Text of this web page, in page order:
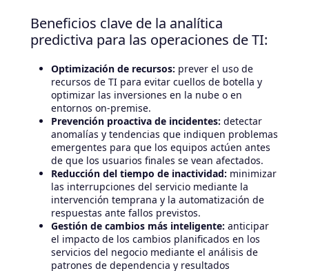
Beneficios clave de la analítica
predictiva para las operaciones de TI:
Optimización de recursos: prever el uso de
recursos de TI para evitar cuellos de botella y
optimizar las inversiones en la nube o en
entornos on-premise.
Prevención proactiva de incidentes: detectar
anomalías y tendencias que indiquen problemas
emergentes para que los equipos actúen antes
de que los usuarios finales se vean afectados.
Reducción del tiempo de inactividad: minimizar
las interrupciones del servicio mediante la
intervención temprana y la automatización de
respuestas ante fallos previstos.
Gestión de cambios más inteligente: anticipar
el impacto de los cambios planificados en los
servicios del negocio mediante el análisis de
patrones de dependencia y resultados